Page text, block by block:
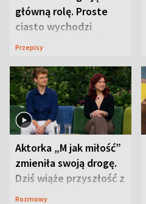
główną rolę. Proste
ciasto wychodzi
wyjątkowo wilgotne
Przepisy
Aktorka „M jak miłość”
zmieniła swoją drogę.
Dziś wiąże przyszłość z
neurobiologią
Rozmowy